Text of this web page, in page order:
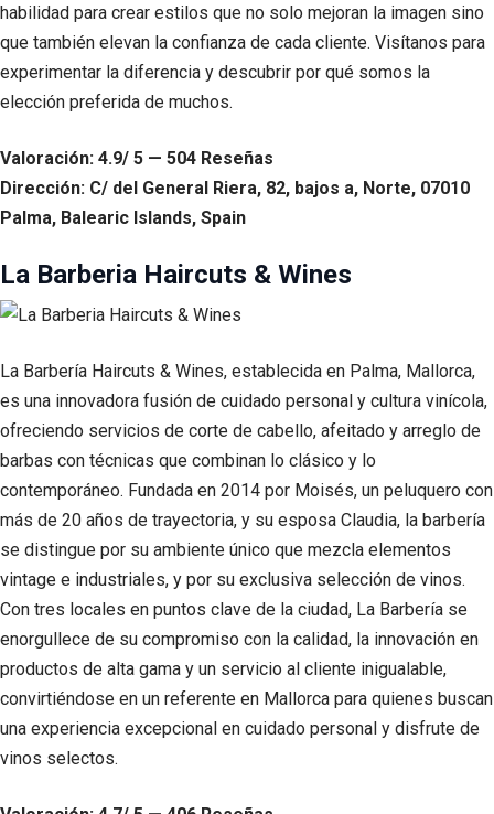
habilidad para crear estilos que no solo mejoran la imagen sino
que también elevan la confianza de cada cliente. Visítanos para
experimentar la diferencia y descubrir por qué somos la
elección preferida de muchos.
Valoración: 4.9/ 5 — 504 Reseñas
Dirección: C/ del General Riera, 82, bajos a, Norte, 07010
Palma, Balearic Islands, Spain
La Barberia Haircuts & Wines
La Barbería Haircuts & Wines, establecida en Palma, Mallorca,
es una innovadora fusión de cuidado personal y cultura vinícola,
ofreciendo servicios de corte de cabello, afeitado y arreglo de
barbas con técnicas que combinan lo clásico y lo
contemporáneo. Fundada en 2014 por Moisés, un peluquero con
más de 20 años de trayectoria, y su esposa Claudia, la barbería
se distingue por su ambiente único que mezcla elementos
vintage e industriales, y por su exclusiva selección de vinos.
Con tres locales en puntos clave de la ciudad, La Barbería se
enorgullece de su compromiso con la calidad, la innovación en
productos de alta gama y un servicio al cliente inigualable,
convirtiéndose en un referente en Mallorca para quienes buscan
una experiencia excepcional en cuidado personal y disfrute de
vinos selectos.